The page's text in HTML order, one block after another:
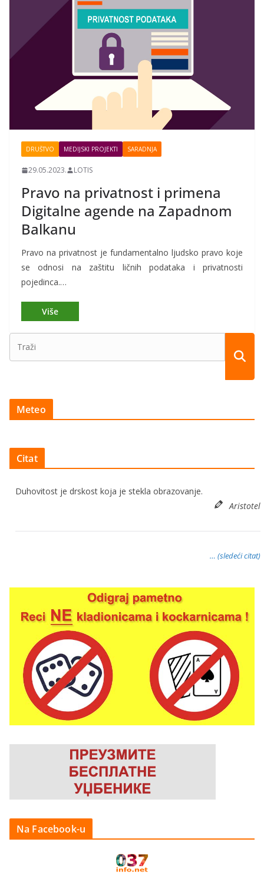
DRUŠTVO MEDIJSKI PROJEKTI SARADNJA
29.05.2023. LOTIS
Pravo na privatnost i primena
Digitalne agende na Zapadnom
Balkanu
Pravo na privatnost je fundamentalno ljudsko pravo koje
se odnosi na zaštitu ličnih podataka i privatnosti
pojedinca.…
Meteo
Citat
Duhovitost je drskost koja je stekla obrazovanje.
Aristotel
… (sledeći citat)
Na Facebook-u